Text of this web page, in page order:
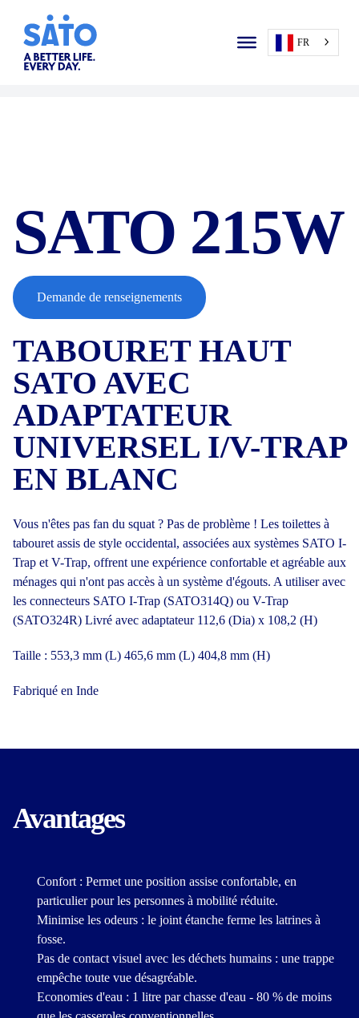
FR
SATO 215W
Demande de renseignements
TABOURET HAUT
SATO AVEC
ADAPTATEUR
UNIVERSEL I/V-TRAP
EN BLANC
Vous n'êtes pas fan du squat ? Pas de problème ! Les toilettes à
tabouret assis de style occidental, associées aux systèmes SATO I-
Trap et V-Trap, offrent une expérience confortable et agréable aux
ménages qui n'ont pas accès à un système d'égouts. A utiliser avec
les connecteurs SATO I-Trap (SATO314Q) ou V-Trap
(SATO324R) Livré avec adaptateur 112,6 (Dia) x 108,2 (H)
Taille : 553,3 mm (L) 465,6 mm (L) 404,8 mm (H)
Fabriqué en Inde
Avantages
Confort : Permet une position assise confortable, en
particulier pour les personnes à mobilité réduite.
Minimise les odeurs : le joint étanche ferme les latrines à
fosse.
Pas de contact visuel avec les déchets humains : une trappe
empêche toute vue désagréable.
Economies d'eau : 1 litre par chasse d'eau - 80 % de moins